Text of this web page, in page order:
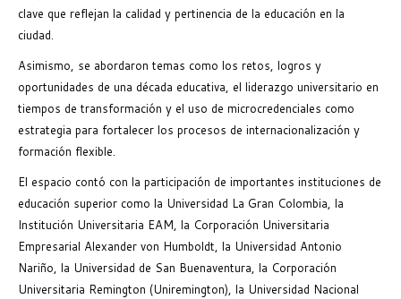
clave que reflejan la calidad y pertinencia de la educación en la
ciudad.
Asimismo, se abordaron temas como los retos, logros y
oportunidades de una década educativa, el liderazgo universitario en
tiempos de transformación y el uso de microcredenciales como
estrategia para fortalecer los procesos de internacionalización y
formación flexible.
El espacio contó con la participación de importantes instituciones de
educación superior como la Universidad La Gran Colombia, la
Institución Universitaria EAM, la Corporación Universitaria
Empresarial Alexander von Humboldt, la Universidad Antonio
Nariño, la Universidad de San Buenaventura, la Corporación
Universitaria Remington (Uniremington), la Universidad Nacional